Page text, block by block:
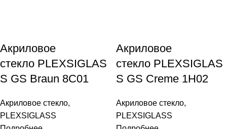
Акриловое
стекло PLEXSIGLAS
S GS Braun 8C01
Акриловое стекло,
PLEXSIGLASS
Акриловое
стекло PLEXSIGLAS
S GS Creme 1H02
Акриловое стекло,
PLEXSIGLASS